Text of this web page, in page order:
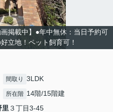
掲載中】●年中無休：当日予約可
立地！ペット飼育可！
間取り 3LDK
所在階 14階/15階建
里３丁目3-45